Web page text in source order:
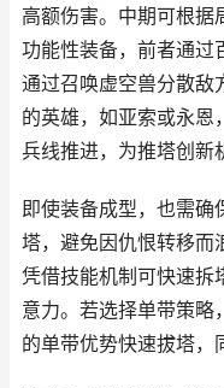
高额伤害。中期可根据
功能性装备，前者通过
通过召唤虚空兽分散敌
的英雄，如亚索或永恩
兵线推进，为推塔创新
即使装备成型，也需确
塔，避免因仇恨转移而
凭借技能机制可快速拆
意力。若选择单带策略
的单带优势快速拔塔，